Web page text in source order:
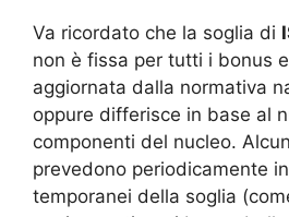
Va ricordato che la soglia di
non è fissa per tutti i bonus
aggiornata dalla normativa
oppure differisce in base al
componenti del nucleo.
prevedono periodicamente
temporanei della soglia